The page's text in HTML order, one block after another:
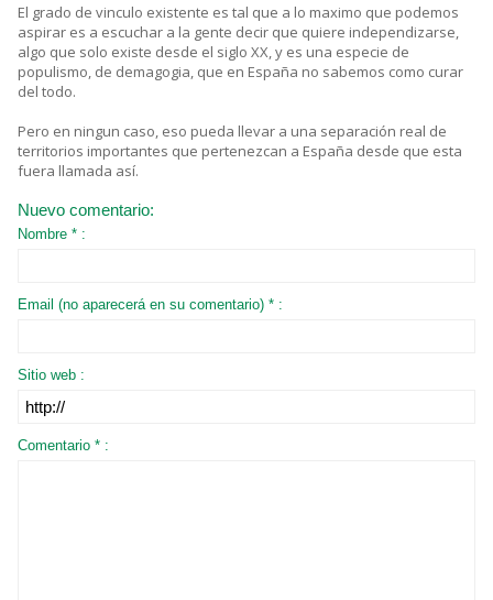
El grado de vinculo existente es tal que a lo maximo que podemos
aspirar es a escuchar a la gente decir que quiere independizarse,
algo que solo existe desde el siglo XX, y es una especie de
populismo, de demagogia, que en España no sabemos como curar
del todo.
Pero en ningun caso, eso pueda llevar a una separación real de
territorios importantes que pertenezcan a España desde que esta
fuera llamada así.
Nuevo comentario:
Nombre * :
Email (no aparecerá en su comentario) * :
Sitio web :
Comentario * :